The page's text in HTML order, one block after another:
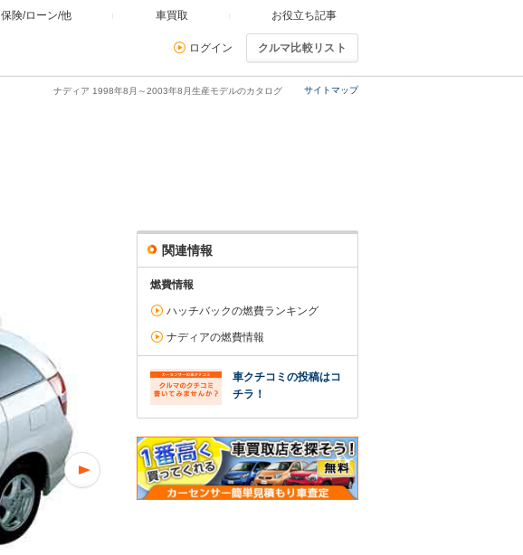
保険/ローン/他 車買取 お役立ち記事
ログイン クルマ比較リスト
サイトマップ
ナディア 1998年8月～2003年8月生産モデルのカタログ
関連情報
燃費情報
ハッチバックの燃費ランキング
ナディアの燃費情報
車クチコミの投稿はコ
チラ！